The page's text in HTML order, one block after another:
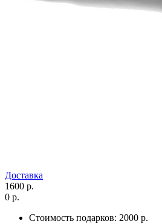
Доставка
1600 р.
0 р.
Стоимость подарков: 2000 р.